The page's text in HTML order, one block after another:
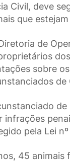
Civil, deve
que
de
sobre
de
infrações
pela Lei
45 animais